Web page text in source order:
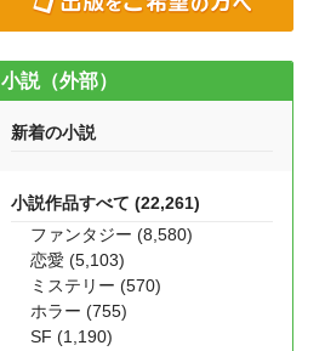
小説（外部）
新着の小説
小説作品すべて (22,261)
ファンタジー (8,580)
恋愛 (5,103)
ミステリー (570)
ホラー (755)
SF (1,190)